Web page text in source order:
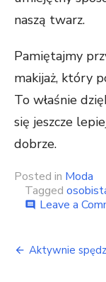
naszą twarz.
Pamiętajmy
makijaż, który
To właśnie
się jeszcze
dobrze.
Posted in Moda
Tagged
comment Leave a
Aktywnie